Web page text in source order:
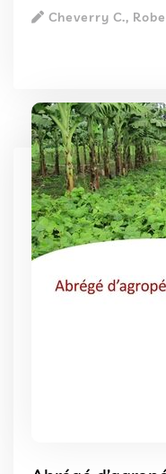
Cheverry C.,